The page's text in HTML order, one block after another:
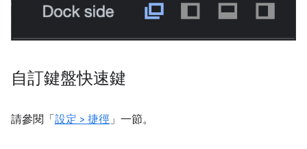
自訂鍵盤快速鍵
請參閱「設定 > 捷徑 」一節。